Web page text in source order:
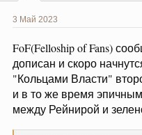
3 Май 2023
FoF(Felloship of Fans)
дописан и скоро
"Кольцами Власти"
и в то же время
между Рейнирой и